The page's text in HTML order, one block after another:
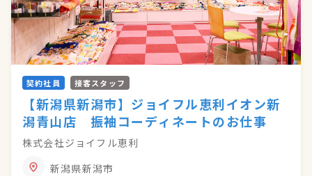
契約社員 接客スタッフ
【新潟県新潟市】ジョイフル恵利イオン新
潟青山店 振袖コーディネートのお仕事
株式会社ジョイフル恵利
新潟県新潟市